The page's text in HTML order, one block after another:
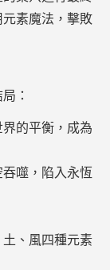
素魔法，擊敗
：
界的平衡，成為
吞噬，陷入永恆
土、風四種元素